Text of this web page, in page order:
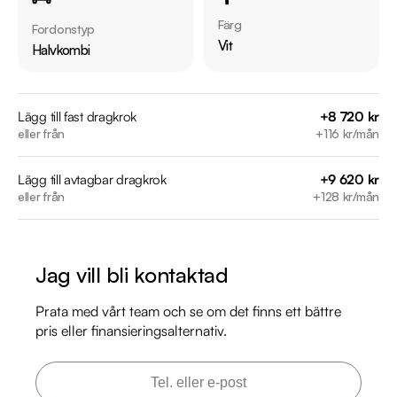
* Låga ägandekostnader
* Låg förbrukning
* Anpassad för stadstrafik
Jämför denna bil med någon av våra andra Toyota Yaris i
lager. Se våra bilar på https://www.riddermarkbil.se/kopa-
bil/?series=yaris
Vid blandad körning är förbrukning endast 0.30 l/mil
Endast två tidigare brukare
Möjlighet till 12-60 månaders garanti
Servicehistorik:
Fordonstyp
Halvkombi
Färg
Vit
Lägg till fast dragkrok
eller från
+8 720 kr
+116 kr/mån
Lägg till avtagbar dragkrok
eller från
+9 620 kr
+128 kr/mån
Jag vill bli kontaktad
Prata med vårt team och se om det finns ett bättre
pris eller finansieringsalternativ.